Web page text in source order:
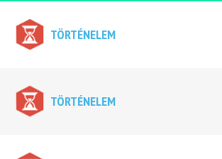
TÖRTÉNELEM
TÖRTÉNELEM